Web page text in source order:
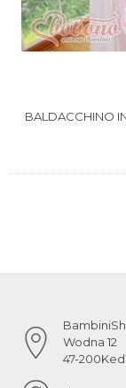
BALDACCHINO
Wodna 12
47-200